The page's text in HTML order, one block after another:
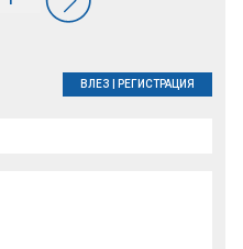
ВЛЕЗ РЕГИСТРАЦИЯ